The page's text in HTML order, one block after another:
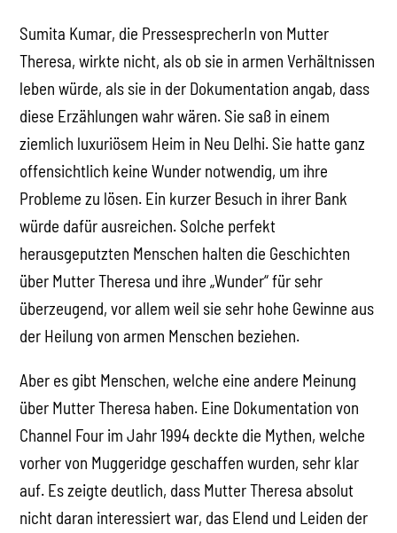
Sumita Kumar, die PressesprecherIn von Mutter
Theresa, wirkte nicht, als ob sie in armen Verhältnissen
leben würde, als sie in der Dokumentation angab, dass
diese Erzählungen wahr wären. Sie saß in einem
ziemlich luxuriösem Heim in Neu Delhi. Sie hatte ganz
offensichtlich keine Wunder notwendig, um ihre
Probleme zu lösen. Ein kurzer Besuch in ihrer Bank
würde dafür ausreichen. Solche perfekt
herausgeputzten Menschen halten die Geschichten
über Mutter Theresa und ihre „Wunder“ für sehr
überzeugend, vor allem weil sie sehr hohe Gewinne aus
der Heilung von armen Menschen beziehen.
Aber es gibt Menschen, welche eine andere Meinung
über Mutter Theresa haben. Eine Dokumentation von
Channel Four im Jahr 1994 deckte die Mythen, welche
vorher von Muggeridge geschaffen wurden, sehr klar
auf. Es zeigte deutlich, dass Mutter Theresa absolut
nicht daran interessiert war, das Elend und Leiden der